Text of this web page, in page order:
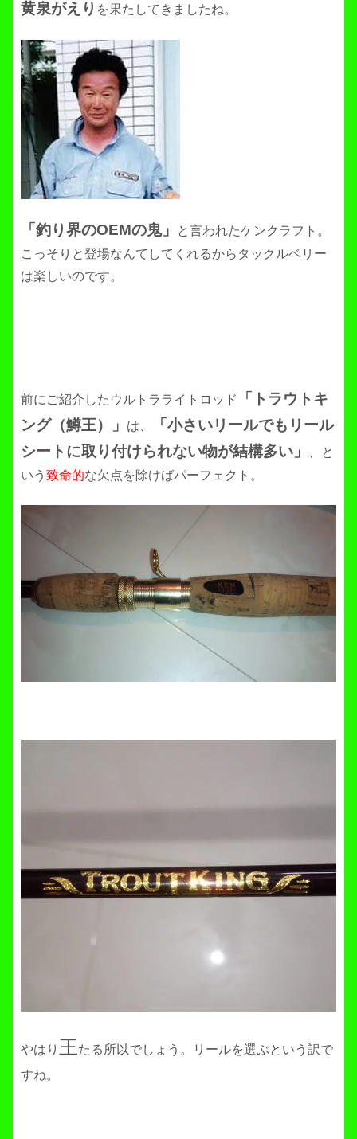
黄泉がえり を果たしてきましたね。
「釣り界のOEMの鬼」
と言われたケンクラフト。
こっそりと登場なんてしてくれるからタックルベリー
は楽しいのです。
前にご紹介したウルトラライトロッド
「トラウトキ
ング（鱒王）」
は、
「小さいリールでもリール
シートに取り付けられない物が結構多い」
、と
いう 致命的な欠点を除けばパーフェクト。
やはり 王たる所以でしょう。リールを選ぶという訳で
すね。